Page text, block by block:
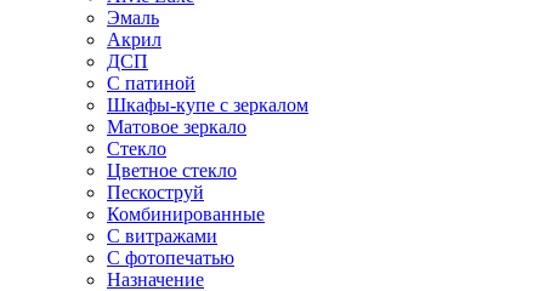
Эмаль
Акрил
ДСП
С патиной
Шкафы-купе с зеркалом
Матовое зеркало
Стекло
Цветное стекло
Пескоструй
Комбинированные
С витражами
С фотопечатью
Назначение